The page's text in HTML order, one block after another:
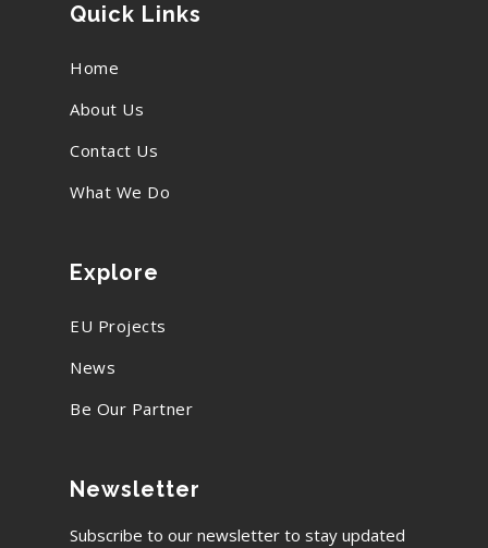
Quick Links
Home
About Us
Contact Us
What We Do
Explore
EU Projects
News
Be Our Partner
Newsletter
Subscribe to our newsletter to stay updated